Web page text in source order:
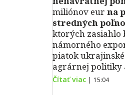
miliónov eur na
stredných
ktorých zasiahlo
námorného
piatok
agrárnej politiky
Čítať viac | 15:04